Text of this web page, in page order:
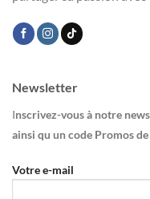
Newsletter
Inscrivez-vous à notre
ainsi qu un code Promos de
Votre e-mail